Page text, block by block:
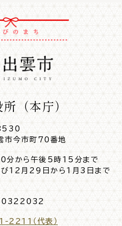
（本庁）
市今市町70番地
分から午後5時15分まで
び12月29日から1月3日まで
（代表）